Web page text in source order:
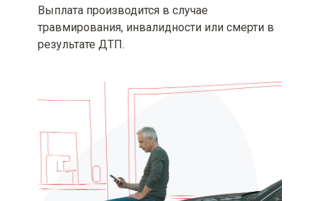
Выплата производится в случае
травмирования, инвалидности или смерти в
результате ДТП.